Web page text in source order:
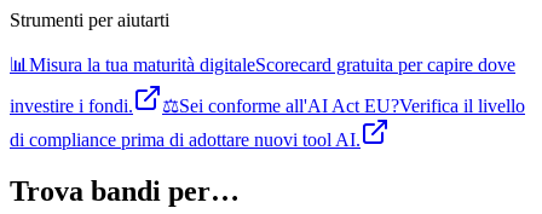
Strumenti per aiutarti
📊 Misura la tua maturità digitaleScorecard gratuita per capire dove
investire i fondi.
⚖️Sei conforme all'AI Act EU?Verifica il livello
di compliance prima di adottare nuovi tool AI.
Trova bandi per…